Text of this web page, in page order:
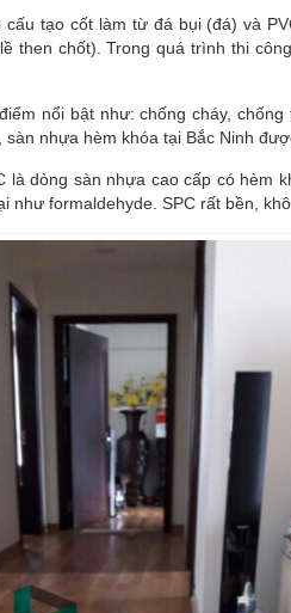
tạo cốt làm từ đá bụi (đá) và
then chốt). Trong quá trình thi
nổi bật như: chống cháy,
nhựa hèm khóa tại Bắc Ninh
là dòng sàn nhựa cao cấp có hèm
như formaldehyde. SPC rất bền,